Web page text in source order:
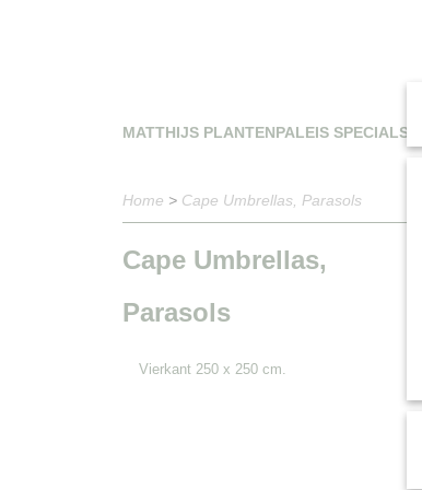
MATTHIJS PLANTENPALEIS SPECIALS
Home > Cape Umbrellas, Parasols
Cape Umbrellas,
Parasols
Vierkant 250 x 250 cm.